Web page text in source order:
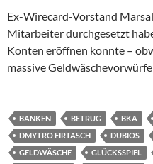
Ex-Wirecard-Vorstand
Mitarbeiter durchgesetzt
Konten eröffnen konnte –
massive Geldwäschevorwürfe
BANKEN BETRUG BKA
DMYTRO FIRTASCH
DUBIOS
GELDWÄSCHE
GLÜCKSSPIEL